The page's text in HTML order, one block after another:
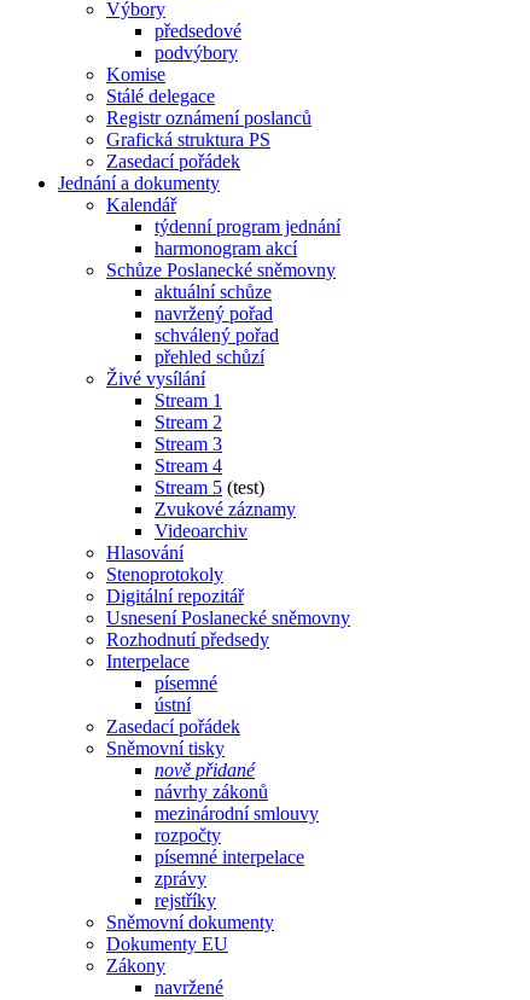
Výbory
předsedové
podvýbory
Komise
Stálé delegace
Registr oznámení poslanců
Grafická struktura PS
Zasedací pořádek
Jednání a dokumenty
Kalendář
týdenní program jednání
harmonogram akcí
Schůze Poslanecké sněmovny
aktuální schůze
navržený pořad
schválený pořad
přehled schůzí
Živé vysílání
Stream 1
Stream 2
Stream 3
Stream 4
Stream 5 (test)
Zvukové záznamy
Videoarchiv
Hlasování
Stenoprotokoly
Digitální repozitář
Usnesení Poslanecké sněmovny
Rozhodnutí předsedy
Interpelace
písemné
ústní
Zasedací pořádek
Sněmovní tisky
nově přidané
návrhy zákonů
mezinárodní smlouvy
rozpočty
písemné interpelace
zprávy
rejstříky
Sněmovní dokumenty
Dokumenty EU
Zákony
navržené